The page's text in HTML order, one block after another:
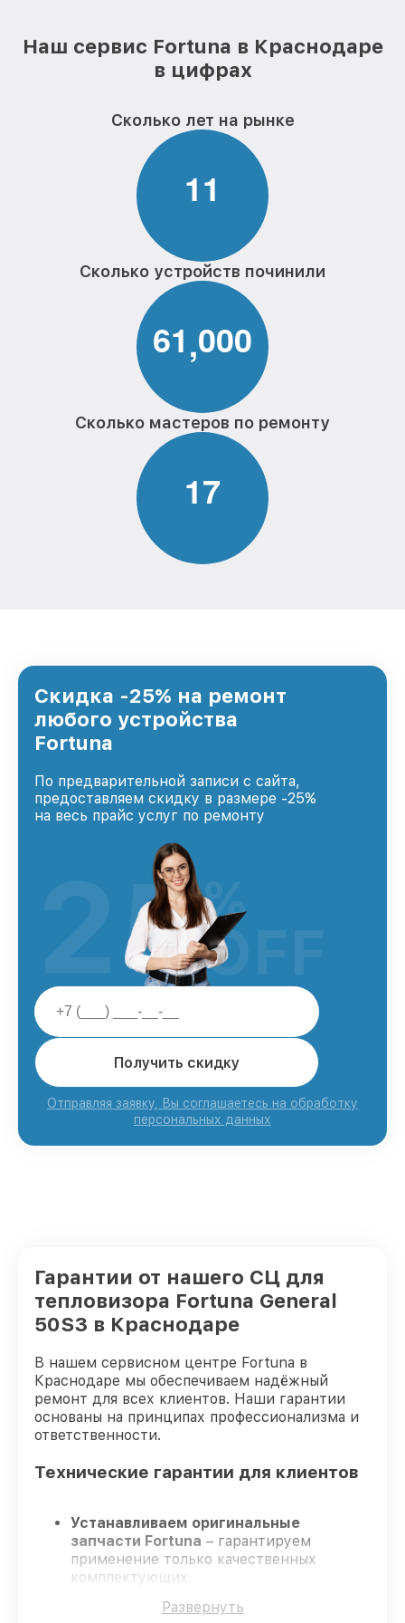
Наш сервис Fortuna в Краснодаре
в цифрах
Сколько лет на рынке
11
Сколько устройств починили
61,000
Сколько мастеров по ремонту
17
Скидка -25% на ремонт
любого устройства
Fortuna
По предварительной записи с сайта,
предоставляем скидку в размере -25%
на весь прайс услуг по ремонту
Получить скидку
Отправляя заявку, Вы соглашаетесь на обработку
персональных данных
25%
OFF
Гарантии от нашего СЦ для
тепловизора Fortuna General
50S3 в Краснодаре
В нашем сервисном центре Fortuna в
Краснодаре мы обеспечиваем надёжный
ремонт для всех клиентов. Наши гарантии
основаны на принципах профессионализма и
ответственности.
Технические гарантии для клиентов
Устанавливаем оригинальные
запчасти Fortuna – гарантируем
применение только качественных
комплектующих.
проходят строгий отбор, что
Развернуть